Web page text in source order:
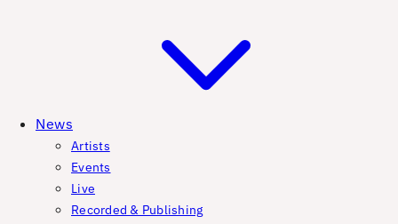
News
Artists
Events
Live
Recorded & Publishing